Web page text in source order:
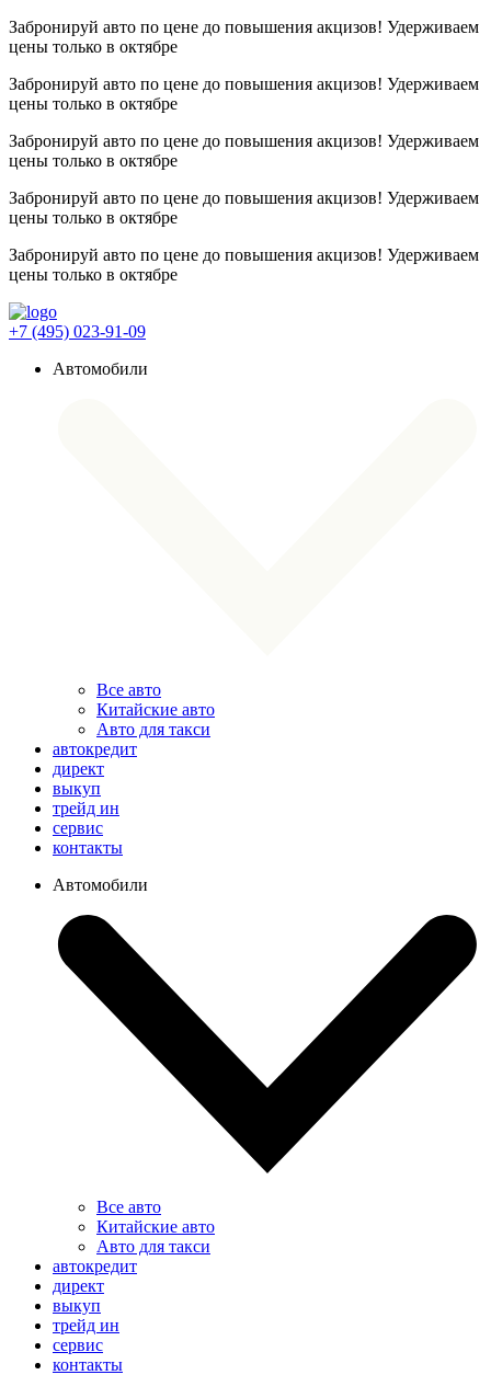
Забронируй авто по цене до повышения акцизов! Удерживаем
цены только в октябре
Забронируй авто по цене до повышения акцизов! Удерживаем
цены только в октябре
Забронируй авто по цене до повышения акцизов! Удерживаем
цены только в октябре
Забронируй авто по цене до повышения акцизов! Удерживаем
цены только в октябре
Забронируй авто по цене до повышения акцизов! Удерживаем
цены только в октябре
+7 (495) 023-91-09
Автомобили
Все авто
Китайские авто
Авто для такси
автокредит
директ
выкуп
трейд ин
сервис
контакты
Автомобили
Все авто
Китайские авто
Авто для такси
автокредит
директ
выкуп
трейд ин
сервис
контакты